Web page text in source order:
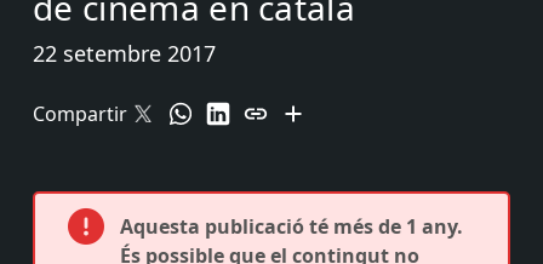
22 setembre 2017
Compartir
Aquesta publicació té més de 1 any.
És possible que el contingut no